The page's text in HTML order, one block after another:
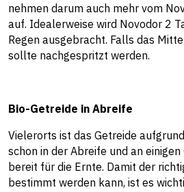
nehmen darum auch mehr vom
auf. Idealerweise wird Novodor 2
Regen ausgebracht. Falls das
sollte nachgespritzt werden.
Bio-Getreide in Abreife
Vielerorts ist das Getreide
schon in der Abreife und an
bereit für die Ernte. Damit der
bestimmt werden kann, ist es